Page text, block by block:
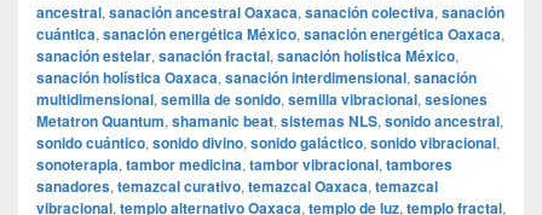
ancestral, sanación ancestral Oaxaca, sanación colectiva, sanación
cuántica, sanación energética México, sanación energética Oaxaca,
sanación estelar, sanación fractal, sanación holística México,
sanación holística Oaxaca, sanación interdimensional, sanación
multidimensional, semilla de sonido, semilla vibracional, sesiones
Metatron Quantum, shamanic beat, sistemas NLS, sonido ancestral,
sonido cuántico, sonido divino, sonido galáctico, sonido vibracional,
sonoterapia, tambor medicina, tambor vibracional, tambores
sanadores, temazcal curativo, temazcal Oaxaca, temazcal
vibracional, templo alternativo Oaxaca, templo de luz, templo fractal,